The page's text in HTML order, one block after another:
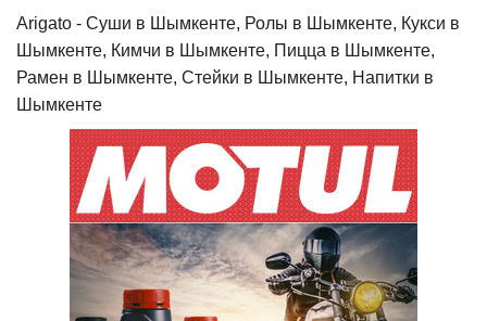
Arigato - Cуши в Шымкенте, Ролы в Шымкенте, Кукси в
Шымкенте, Кимчи в Шымкенте, Пицца в Шымкенте,
Рамен в Шымкенте, Стейки в Шымкенте, Напитки в
Шымкенте